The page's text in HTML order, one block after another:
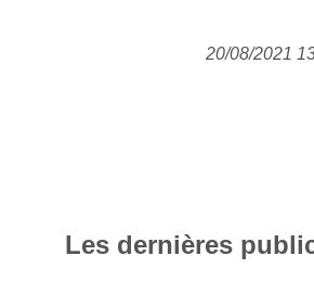
20/08/2021
Les dernières